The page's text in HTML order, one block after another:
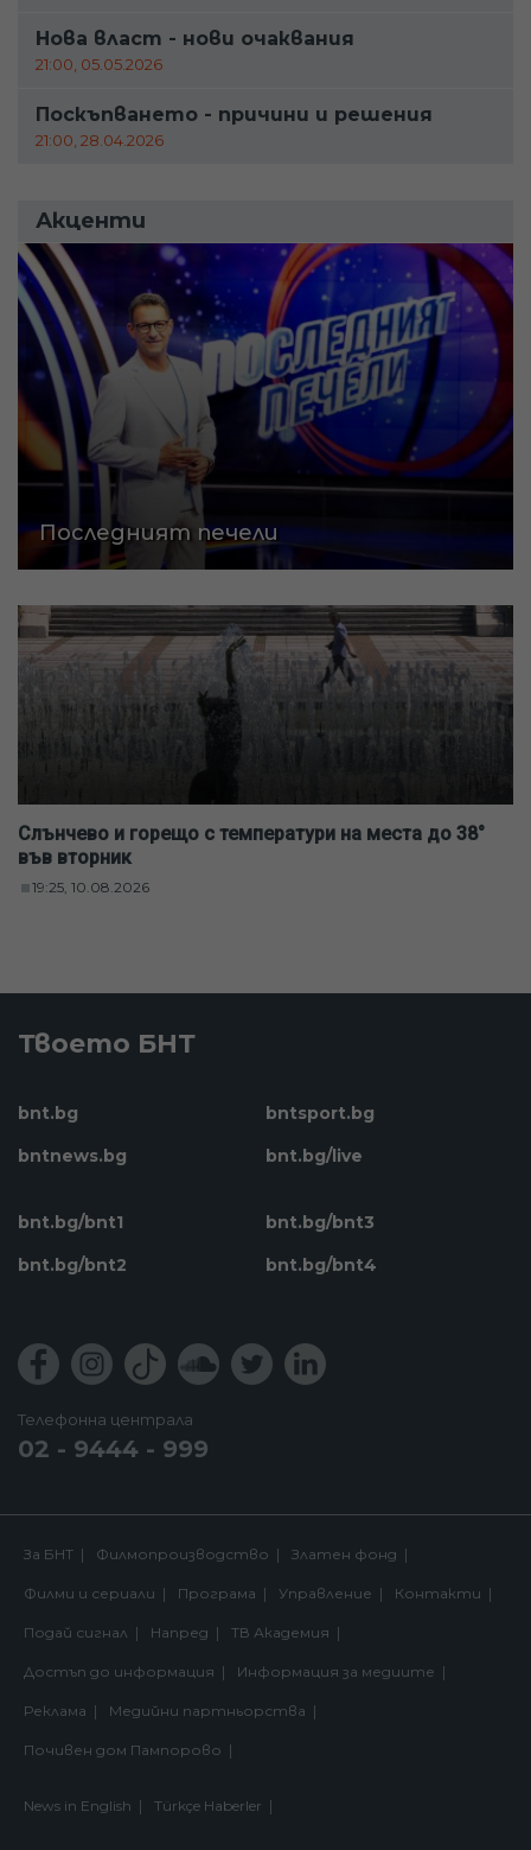
Нова власт - нови очаквания
21:00, 05.05.2026
Поскъпването - причини и решения
21:00, 28.04.2026
Акценти
Последният печели
Слънчево и горещо с температури на места до 38°
във вторник
19:25, 10.08.2026
Твоето БНТ
bnt.bg
bntnews.bg
bntsport.bg
bnt.bg/live
bnt.bg/bnt1
bnt.bg/bnt2
bnt.bg/bnt3
bnt.bg/bnt4
Телефонна централа
02 - 9444 - 999
За БНТ Филмопроизводство Златен фонд
Филми и сериали Програма Управление Контакти
Подай сигнал Напред ТВ Академия
Достъп до информация Информация за медиите
Реклама Медийни партньорства
Почивен дом Пампорово
News in English Türkçe Haberler